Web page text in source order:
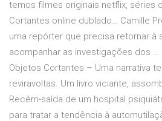
temos filmes originais netflix, séries
Cortantes online dublado… Camille
uma repórter que precisa retornar à
acompanhar as investigações dos …
Objetos Cortantes – Uma narrativa
reviravoltas. Um livro viciante,
Recém-saída de um hospital
para tratar a tendência à